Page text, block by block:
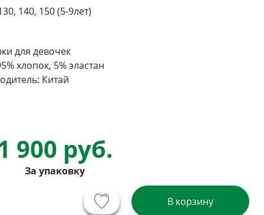
140, 150 (5-9лет)
для девочек
хлопок, 5% эластан
Китай
900 руб.
За упаковку
В корзину